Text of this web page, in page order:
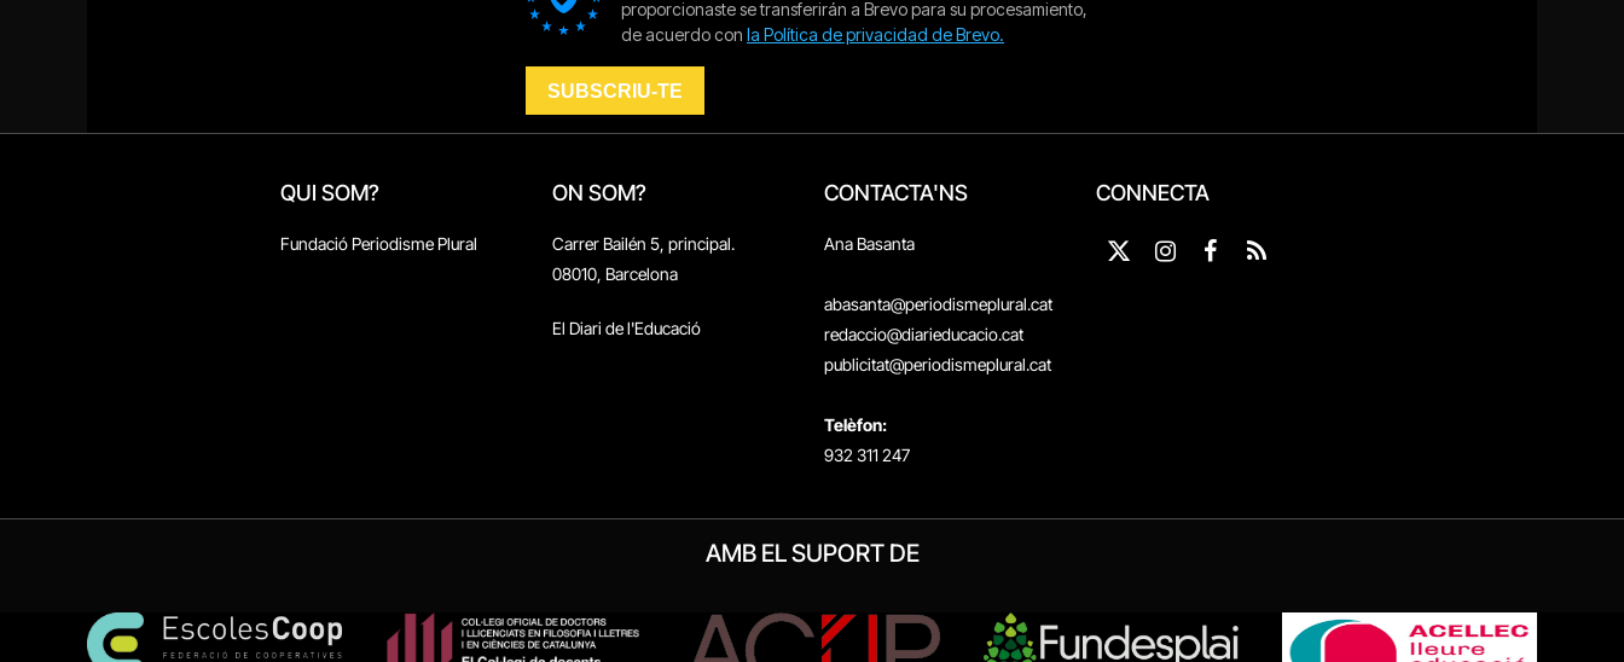
QUI SOM?
Fundació Periodisme Plural
ON SOM?
Carrer Bailén 5, principal.
08010, Barcelona
El Diari de l'Educació
CONTACTA'NS
Ana Basanta
abasanta@periodismeplural.cat
redaccio@diarieducacio.cat
publicitat@periodismeplural.cat
Telèfon:
932 311 247
CONNECTA
X
InstagramFacebook
RSS
AMB EL SUPORT DE